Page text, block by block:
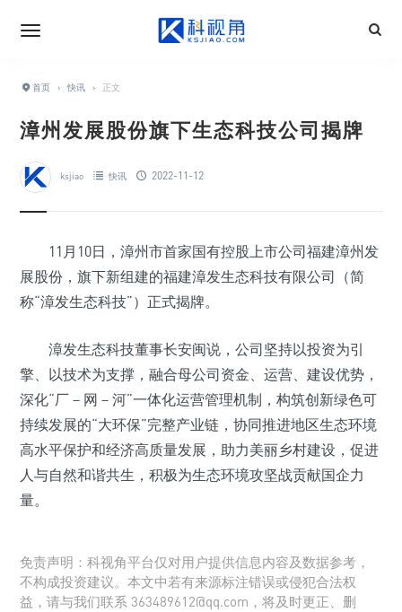
首页 › 快讯 › 正文
漳州发展股份旗下生态科技公司揭牌
ksjiao 快讯 2022-11-12
11月10日，漳州市首家国有控股上市公司福建漳州发
展股份，旗下新组建的福建漳发生态科技有限公司（简
称“漳发生态科技”）正式揭牌。
漳发生态科技董事长安闽说，公司坚持以投资为引
擎、以技术为支撑，融合母公司资金、运营、建设优势，
深化“厂－网－河”一体化运营管理机制，构筑创新绿色可
持续发展的“大环保”完整产业链，协同推进地区生态环境
高水平保护和经济高质量发展，助力美丽乡村建设，促进
人与自然和谐共生，积极为生态环境攻坚战贡献国企力
量。
免责声明：科视角平台仅对用户提供信息内容及数据参考，
不构成投资建议。本文中若有来源标注错误或侵犯合法权
益，请与我们联系 363489612@qq.com，将及时更正、删